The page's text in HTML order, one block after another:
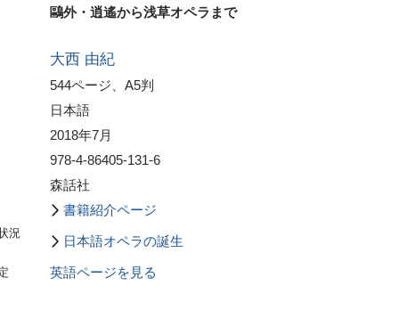
鷗外・逍遙から浅草オペラまで
大西 由紀
544ページ、A5判
日本語
2018年7月
978-4-86405-131-6
森話社
書籍紹介ページ
況
日本語オペラの誕生
英語ページを見る